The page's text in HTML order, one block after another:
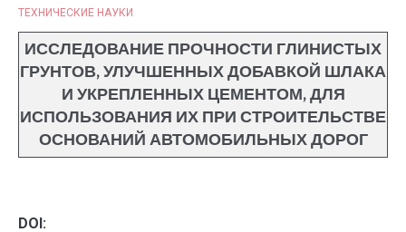
ТЕХНИЧЕСКИЕ НАУКИ
ИССЛЕДОВАНИЕ ПРОЧНОСТИ ГЛИНИСТЫХ
ГРУНТОВ, УЛУЧШЕННЫХ ДОБАВКОЙ ШЛАКА
И УКРЕПЛЕННЫХ ЦЕМЕНТОМ, ДЛЯ
ИСПОЛЬЗОВАНИЯ ИХ ПРИ СТРОИТЕЛЬСТВЕ
ОСНОВАНИЙ АВТОМОБИЛЬНЫХ ДОРОГ
DOI: